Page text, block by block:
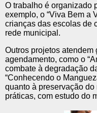
O trabalho é organizado
exemplo, o “Viva Bem a
crianças das escolas de
rede municipal.
Outros projetos
agendamento, como o
combate à degradação
“Conhecendo o
quanto à preservação
práticas, com estudo do